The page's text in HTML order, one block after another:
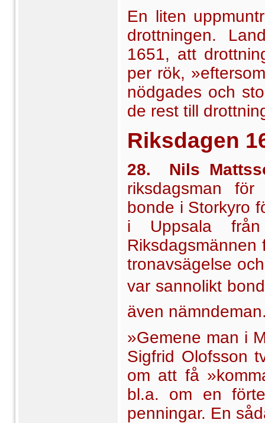
En liten
drott­ningen.
1651, att
per rök,
nödgades och
de rest till
Riksdagen
28. Nils
riksdagsman
bonde i Storkyro
i Uppsala
Riksdagsmännen
tronavsägelse
var sanno­likt
även
»Gemene man i
Sigfrid Olofsson
om att få
bl.a. om en
penningar. En